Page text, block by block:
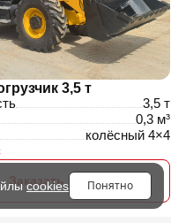
3,5 т
3,5 т
0,3 м³
колёсный 4×4
Заказать
cookies Понятно